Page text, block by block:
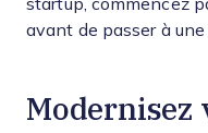
startup, commencez
avant de passer à